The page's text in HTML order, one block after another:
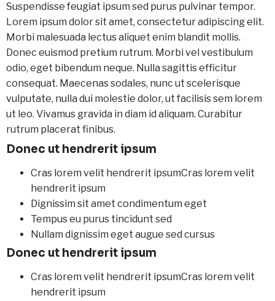
Suspendisse feugiat ipsum sed purus pulvinar tempor.
Lorem ipsum dolor sit amet, consectetur adipiscing elit.
Morbi malesuada lectus aliquet enim blandit mollis.
Donec euismod pretium rutrum. Morbi vel vestibulum
odio, eget bibendum neque. Nulla sagittis efficitur
consequat. Maecenas sodales, nunc ut scelerisque
vulputate, nulla dui molestie dolor, ut facilisis sem lorem
ut leo. Vivamus gravida in diam id aliquam. Curabitur
rutrum placerat finibus.
Donec ut hendrerit ipsum
Cras lorem velit hendrerit ipsumCras lorem velit
hendrerit ipsum
Dignissim sit amet condimentum eget
Tempus eu purus tincidunt sed
Nullam dignissim eget augue sed cursus
Donec ut hendrerit ipsum
Cras lorem velit hendrerit ipsumCras lorem velit
hendrerit ipsum